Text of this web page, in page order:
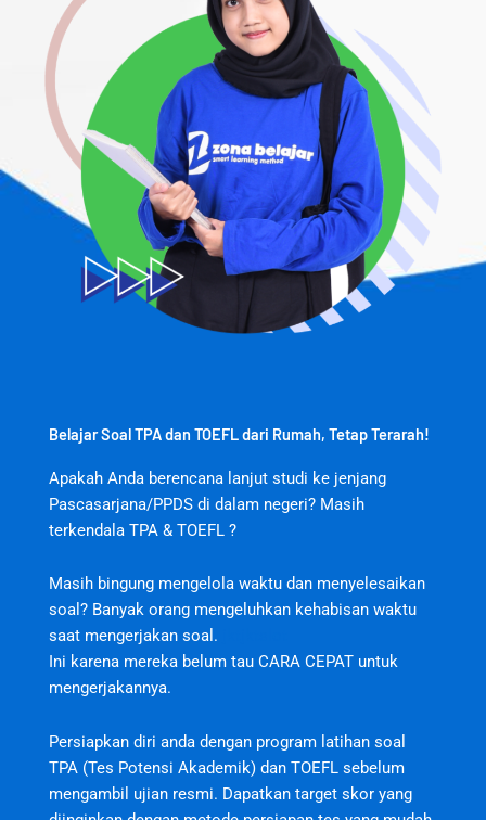
Belajar Soal TPA dan TOEFL dari Rumah, Tetap Terarah!
Apakah Anda berencana lanjut studi ke jenjang
Pascasarjana/PPDS di dalam negeri? Masih
terkendala TPA & TOEFL ?
Masih bingung mengelola waktu dan menyelesaikan
soal? Banyak orang mengeluhkan kehabisan waktu
saat mengerjakan soal.
Ini karena mereka belum tau CARA CEPAT untuk
mengerjakannya.
Persiapkan diri anda dengan program latihan soal
TPA (Tes Potensi Akademik) dan TOEFL sebelum
mengambil ujian resmi. Dapatkan target skor yang